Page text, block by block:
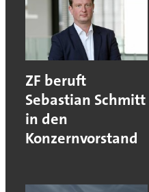
ZF beruft
Sebastian Schmitt
in den
Konzernvorstand